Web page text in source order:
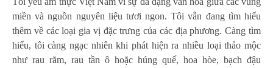
miền và nguồn nguyên liệu tươi ngon. Tôi vẫn đang tìm hiểu
thêm về các loại gia vị đặc trưng của các địa phương. Càng tìm
hiểu, tôi càng ngạc nhiên khi phát hiện ra nhiều loại thảo mộc
như rau răm, rau tần ô hoặc húng quế, hoa hòe, bạch đậu